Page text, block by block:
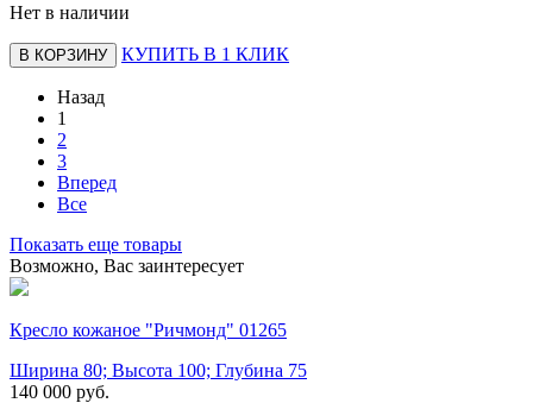
Нет в наличии
В КОРЗИНУ КУПИТЬ В 1 КЛИК
Назад
1
2
3
Вперед
Все
Показать еще товары
Возможно, Вас заинтересует
Кресло кожаное "Ричмонд" 01265
Ширина 80; Высота 100; Глубина 75
140 000 руб.